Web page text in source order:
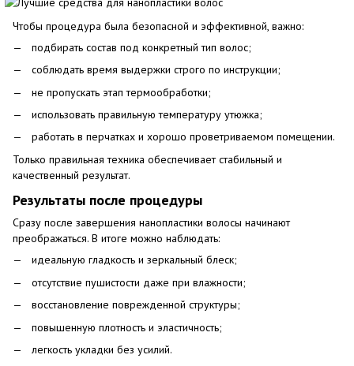
Чтобы процедура была безопасной и эффективной, важно:
подбирать состав под конкретный тип волос;
соблюдать время выдержки строго по инструкции;
не пропускать этап термообработки;
использовать правильную температуру утюжка;
работать в перчатках и хорошо проветриваемом помещении.
Только правильная техника обеспечивает стабильный и
качественный результат.
Результаты после процедуры
Сразу после завершения нанопластики волосы начинают
преображаться. В итоге можно наблюдать:
идеальную гладкость и зеркальный блеск;
отсутствие пушистости даже при влажности;
восстановление поврежденной структуры;
повышенную плотность и эластичность;
легкость укладки без усилий.